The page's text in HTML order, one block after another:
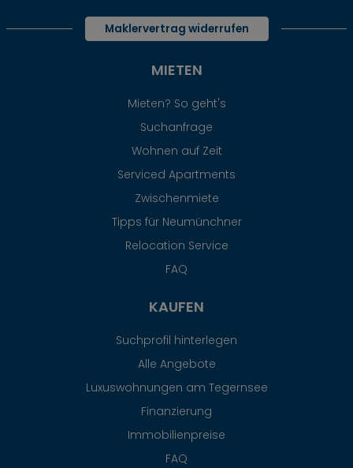
Maklervertrag widerrufen
MIETEN
Mieten? So geht's
Suchanfrage
Wohnen auf Zeit
Serviced Apartments
Zwischenmiete
Tipps für Neumünchner
Relocation Service
FAQ
KAUFEN
Suchprofil hinterlegen
Alle Angebote
Luxuswohnungen am Tegernsee
Finanzierung
Immobilienpreise
FAQ